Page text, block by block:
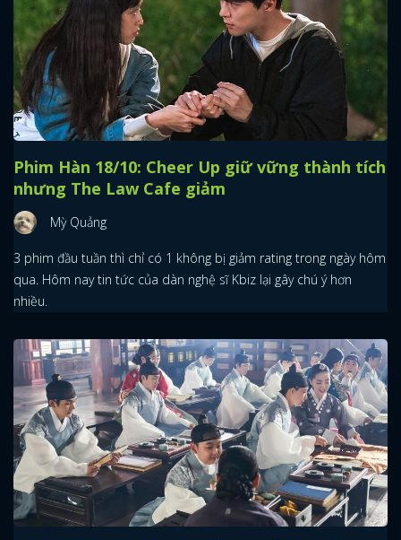
Phim Hàn 18/10: Cheer Up giữ vững thành tích
nhưng The Law Cafe giảm
Mỳ Quảng
3 phim đầu tuần thì chỉ có 1 không bị giảm rating trong ngày hôm
qua. Hôm nay tin tức của dàn nghệ sĩ Kbiz lại gây chú ý hơn
nhiều.